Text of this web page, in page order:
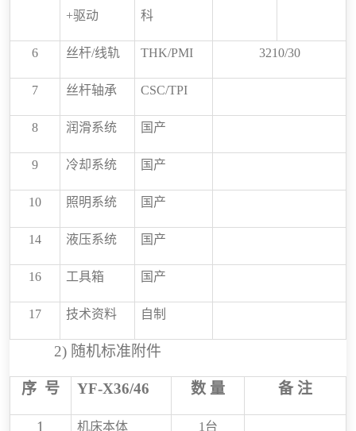
+驱动
科
6 丝杆/线轨 THK/PMI 3210/30
7 丝杆轴承 CSC/TPI
8 润滑系统 国产
9 冷却系统 国产
10 照明系统 国产
14 液压系统 国产
16 工具箱 国产
17 技术资料 自制
2) 随机标准附件
序 号 YF-X36/46 数 量 备 注
1 机床本体 1 台